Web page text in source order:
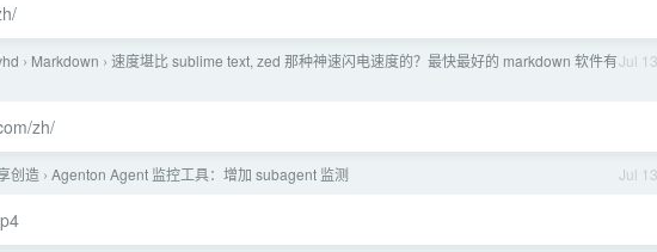
Jul 13
› Markdown › 速度堪比 sublime text, zed 那种神速闪电速度的？最快最好的 markdown 软件有
zh/
Jul 13
创造 › Agenton Agent 监控工具：增加 subagent 监测